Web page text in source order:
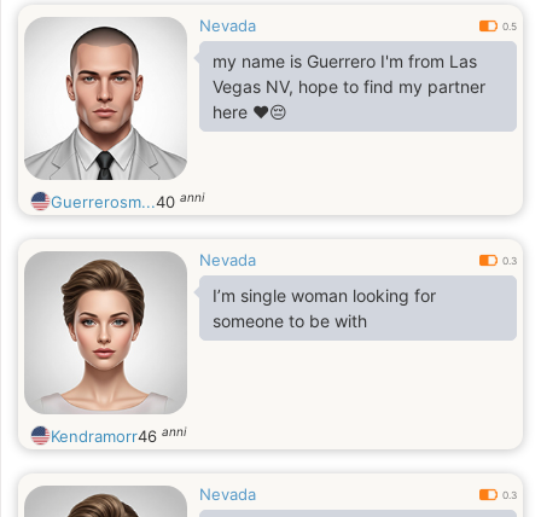
Nevada 0.5
my name is Guerrero I'm from Las
Vegas NV, hope to find my partner
here ❤️😔
Guerrerosm...40 anni
Nevada 0.3
I’m single woman looking for
someone to be with
Kendramorr46 anni
Nevada 0.3